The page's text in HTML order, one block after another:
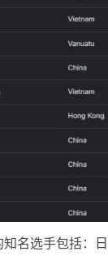
名选手包括：